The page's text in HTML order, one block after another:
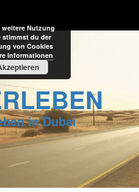
in Dubai
Nutzung
stimmst du der
von Cookies
Informationen